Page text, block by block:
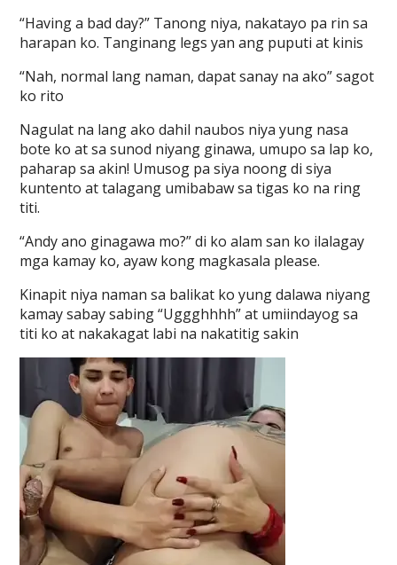
“Having a bad day?” Tanong niya, nakatayo pa rin sa
harapan ko. Tanginang legs yan ang puputi at kinis
“Nah, normal lang naman, dapat sanay na ako” sagot
ko rito
Nagulat na lang ako dahil naubos niya yung nasa
bote ko at sa sunod niyang ginawa, umupo sa lap ko,
paharap sa akin! Umusog pa siya noong di siya
kuntento at talagang umibabaw sa tigas ko na ring
titi.
“Andy ano ginagawa mo?” di ko alam san ko ilalagay
mga kamay ko, ayaw kong magkasala please.
Kinapit niya naman sa balikat ko yung dalawa niyang
kamay sabay sabing “Uggghhhh” at umiindayog sa
titi ko at nakakagat labi na nakatitig sakin